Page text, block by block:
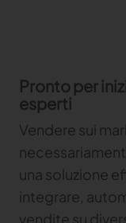
Pronto per
esperti
Vendere sui
una soluzione
integrare,
vendite su